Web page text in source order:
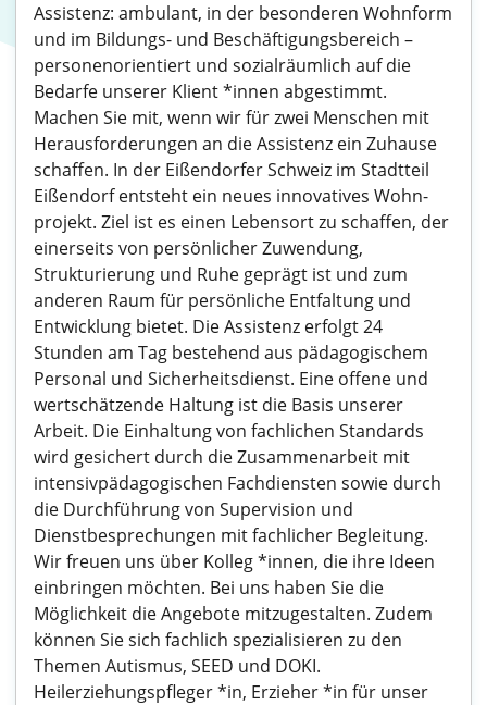
Assistenz: ambulant, in der besonderen Wohnform
und im Bildungs- und Beschäftigungsbereich –
personenorientiert und sozialräumlich auf die
Bedarfe unserer Klient *innen abgestimmt.
Machen Sie mit, wenn wir für zwei Menschen mit
Herausforderungen an die Assistenz ein Zuhause
schaffen. In der Eißendorfer Schweiz im Stadtteil
Eißendorf entsteht ein neues innovatives Wohn­
projekt. Ziel ist es einen Lebensort zu schaffen, der
einerseits von persönlicher Zuwendung,
Strukturierung und Ruhe geprägt ist und zum
anderen Raum für persönliche Entfaltung und
Entwicklung bietet. Die Assistenz erfolgt 24
Stunden am Tag bestehend aus pädagogischem
Personal und Sicherheitsdienst. Eine offene und
wertschätzende Haltung ist die Basis unserer
Arbeit. Die Einhaltung von fachlichen Standards
wird gesichert durch die Zusammenarbeit mit
intensivpädagogischen Fachdiensten sowie durch
die Durchführung von Supervision und
Dienstbesprechungen mit fachlicher Begleitung.
Wir freuen uns über Kolleg *innen, die ihre Ideen
einbringen möchten. Bei uns haben Sie die
Möglichkeit die Angebote mitzugestalten. Zudem
können Sie sich fachlich spezialisieren zu den
Themen Autis­mus, SEED und DOKI.
Heilerziehungspfleger *in, Erzieher *in für unser